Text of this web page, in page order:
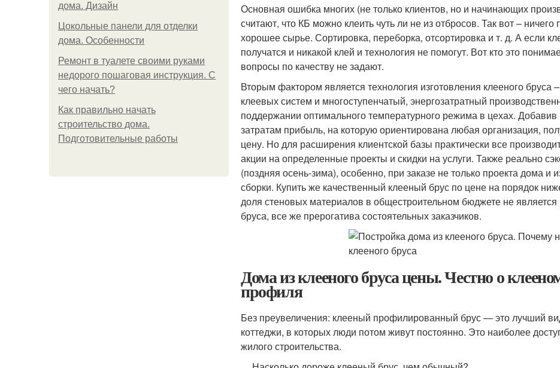
дома. Дизайн
Цокольные панели для отделки
дома. Особенности
Ремонт в туалете своими руками
недорого пошаговая инструкция. С
чего начать?
Как правильно начать
строительство дома.
Подготовительные работы
Основная ошибка многих (не только клиентов, но и начинающих
считают, что КБ можно клеить чуть ли не из отбросов. Так вот –
хорошее сырье. Сортировка, переборка, отсортировка и т. д. А если
получатся и никакой клей и технология не помогут. Вот кто это
вопросы по качеству не задают.
Вторым фактором является технология изготовления клееного
клеевых систем и многоступенчатый, энергозатратный
поддержании оптимального температурного режима в цехах.
затратам прибыль, на которую ориентирована любая организация,
цену. Но для расширения клиентской базы практически все
акции на определенные проекты и скидки на услуги. Также реально
(поздняя осень-зима), особенно, при заказе не только проекта дома и
сборки. Купить же качественный клееный брус по цене на порядок
доля стеновых материалов в общестроительном бюджете не
бруса, все же прерогатива состоятельных заказчиков.
Дома из клееного бруса цены. Честно о
профиля
Без преувеличения: клееный профилированный брус — это лучший
коттеджи, в которых люди потом живут постоянно. Это наиболее
жилого строительства.